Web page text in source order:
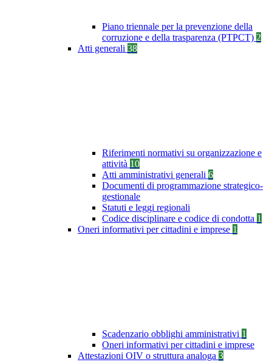
Piano triennale per la prevenzione della
corruzione e della trasparenza (PTPCT) 2
Atti generali 38
Riferimenti normativi su organizzazione e
attività 10
Atti amministrativi generali 6
Documenti di programmazione strategico-
gestionale
Statuti e leggi regionali
Codice disciplinare e codice di condotta 1
Oneri informativi per cittadini e imprese 1
Scadenzario obblighi amministrativi 1
Oneri informativi per cittadini e imprese
Attestazioni OIV o struttura analoga 3